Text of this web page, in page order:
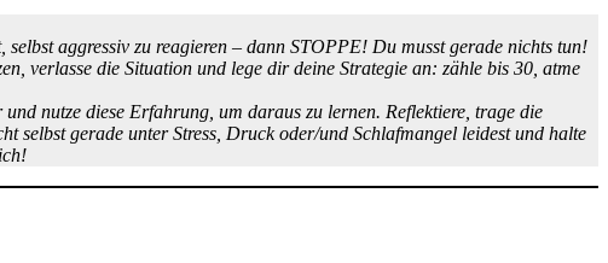
aggressiv zu reagieren – dann STOPPE! Du musst gerade nichts tun!
verlasse die Situation und lege dir deine Strategie an: zähle bis 30, atme
nutze diese Erfahrung, um daraus zu lernen. Reflektiere, trage die
selbst gerade unter Stress, Druck oder/und Schlafmangel leidest und halte